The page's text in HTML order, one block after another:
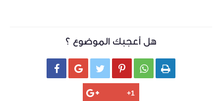
هل أعجبك الموضوع ؟
     